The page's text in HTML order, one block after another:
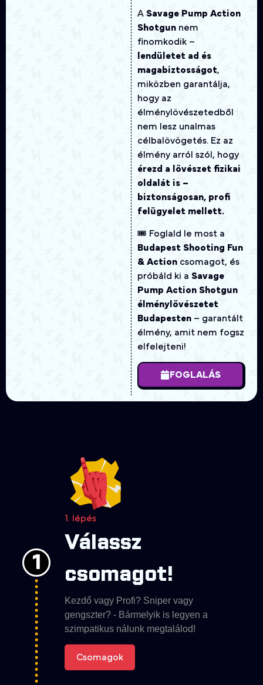
ASavage Pump Action
Shotgun nem
finomkodik –
lendületet ad és
magabiztosságot,
miközben garantálja,
hogy az
élménylövészetedből
nem lesz unalmas
célbalövögetés. Ez az
élmény arról szól, hogy
érezd a lövészet fizikai
oldalát is –
biztonságosan, profi
felügyelet mellett.
🎟️ Foglald le most a
Budapest Shooting Fun
& Action csomagot, és
próbáld ki aSavage
Pump Action Shotgun
élménylövészetet
Budapesten – garantált
élmény, amit nem fogsz
elfelejteni!
FOGLALÁS
1
1. lépés
Válassz
csomagot!
Kezdő vagy Profi? Sniper vagy
gengszter? - Bármelyik is legyen a
szimpatikus nálunk megtalálod!
Csomagok